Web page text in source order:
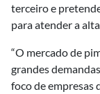
terceiro e
para atender a
“O mercado de
grandes
foco de empresas